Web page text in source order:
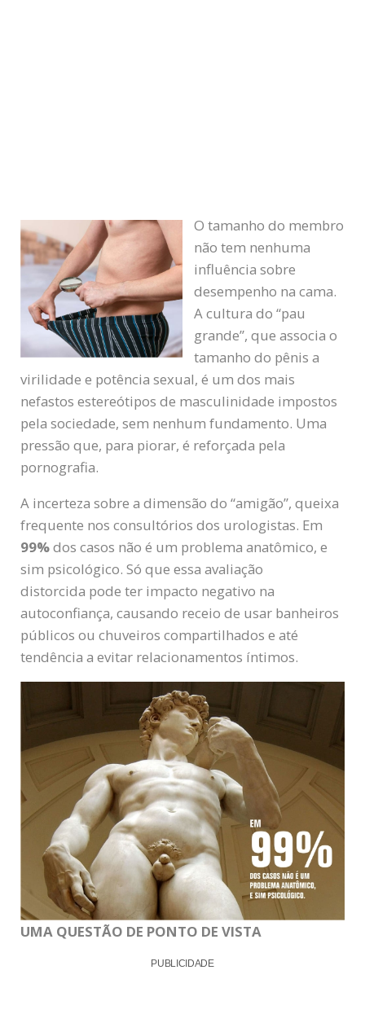
O tamanho do membro
não tem nenhuma
influência sobre
desempenho na cama.
A cultura do “pau
grande”, que associa o
tamanho do pênis a
virilidade e potência sexual, é um dos mais
nefastos estereótipos de masculinidade impostos
pela sociedade, sem nenhum fundamento. Uma
pressão que, para piorar, é reforçada pela
pornografia.
A incerteza sobre a dimensão do “amigão”, queixa
frequente nos consultórios dos urologistas. Em
99%dos casos não é um problema anatômico, e
sim psicológico. Só que essa avaliação
distorcida pode ter impacto negativo na
autoconfiança, causando receio de usar banheiros
públicos ou chuveiros compartilhados e até
tendência a evitar relacionamentos íntimos.
UMA QUESTÃO DE PONTO DE VISTA
PUBLICIDADE